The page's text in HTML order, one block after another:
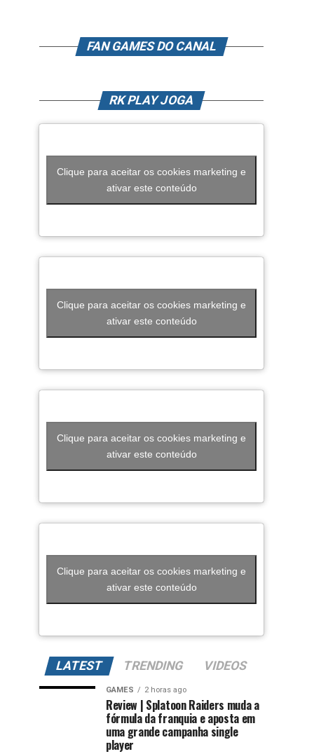
FAN GAMES DO CANAL
RK PLAY JOGA
Clique para aceitar os cookies marketing e
ativar este conteúdo
Clique para aceitar os cookies marketing e
ativar este conteúdo
Clique para aceitar os cookies marketing e
ativar este conteúdo
Clique para aceitar os cookies marketing e
ativar este conteúdo
LATEST TRENDING VIDEOS
GAMES 2 horas ago
Review | Splatoon Raiders muda a
fórmula da franquia e aposta em
uma grande campanha single
player